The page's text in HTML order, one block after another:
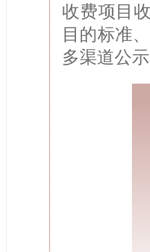
收费项目
目的标准
多渠道公示